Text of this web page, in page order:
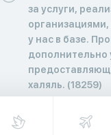
за услуги,
у нас в базе.
дополнительно
халяль. (18259)